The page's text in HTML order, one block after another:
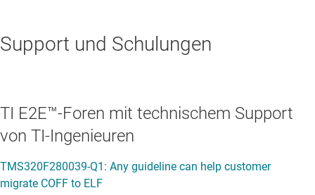
Support und Schulungen
TI E2E™-Foren mit technischem Support
von TI-Ingenieuren